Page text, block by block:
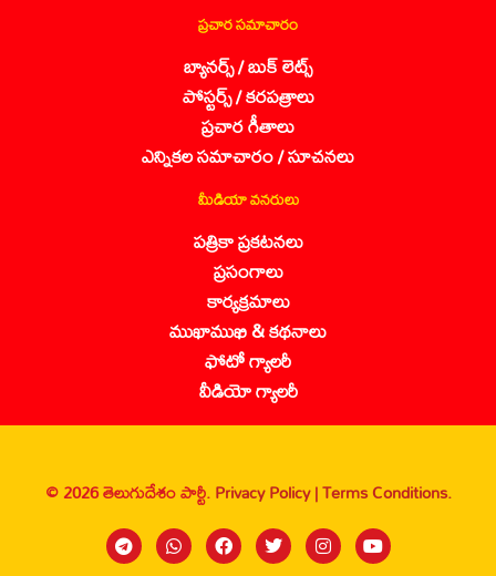
ప్రచార సమాచారం
బ్యానర్స్ / బుక్ లెట్స్
పోస్టర్స్ / కరపత్రాలు
ప్రచార గీతాలు
ఎన్నికల సమాచారం / సూచనలు
మీడియా వనరులు
పత్రికా ప్రకటనలు
ప్రసంగాలు
కార్యక్రమాలు
ముఖాముఖి & కథనాలు
ఫోటో గ్యాలరీ
వీడియో గ్యాలరీ
© 2026 తెలుగుదేశం పార్టీ.Privacy Policy |Terms Conditions.